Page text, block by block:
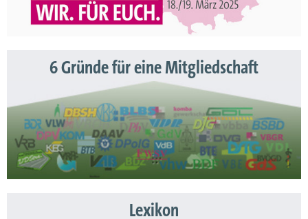
6 Gründe für eine Mitgliedschaft
Lexikon